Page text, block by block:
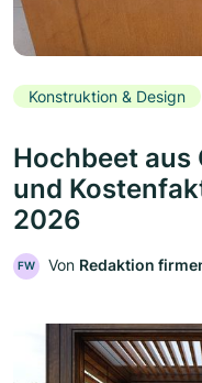
Konstruktion & Design
Hochbeet aus
und
2026
FW Von Redaktion